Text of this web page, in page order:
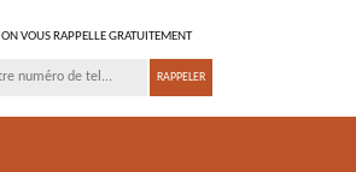
ON VOUS RAPPELLE GRATUITEMENT